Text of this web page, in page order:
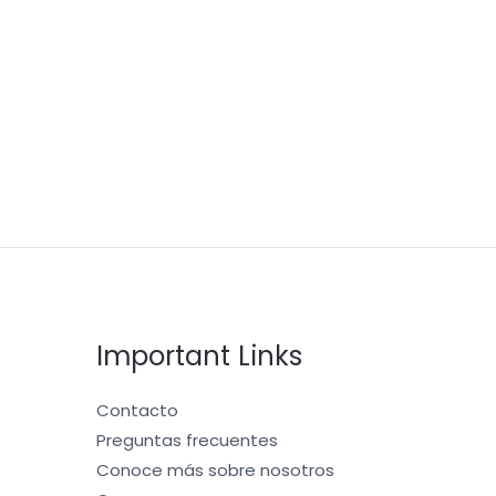
Important Links
Contacto
Preguntas frecuentes
Conoce más sobre nosotros